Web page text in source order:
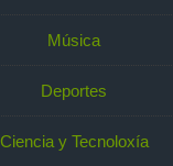
Música
Deportes
Ciencia y Tecnoloxía